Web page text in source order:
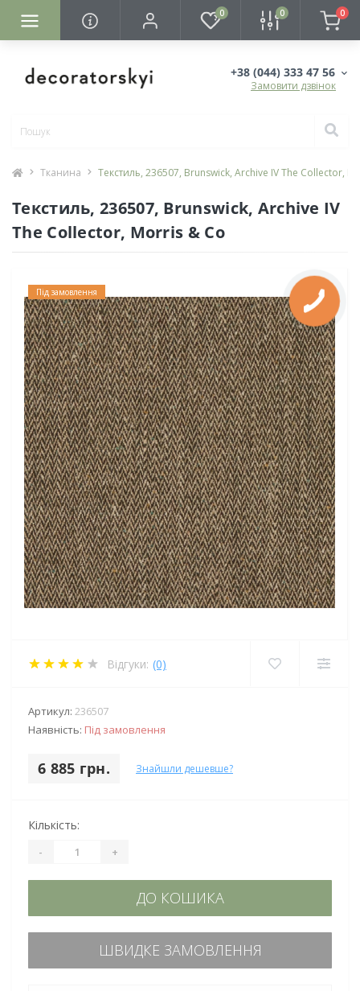
0 0 0
+38 (044) 333 47 56
Замовити дзвінок
Тканина Текстиль, 236507, Brunswick, Archive IV The Collector,
Текстиль, 236507, Brunswick, Archive IV
The Collector, Morris & Co
Під замовлення
Відгуки: (0)
Артикул: 236507
Наявність: Під замовлення
6 885 грн. Знайшли дешевше?
Кількість:
- +
ДО КОШИКА
ШВИДКЕ ЗАМОВЛЕННЯ